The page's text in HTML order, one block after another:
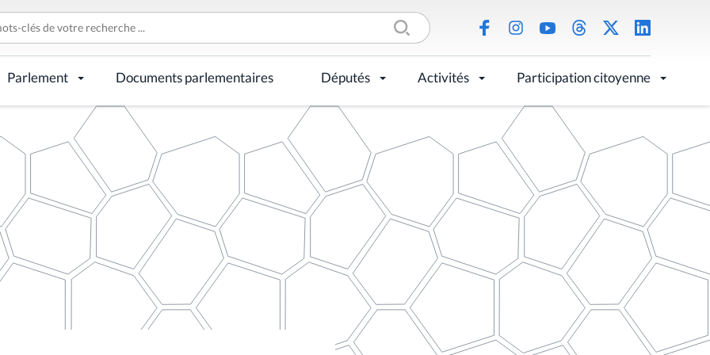
Parlement Documents parlementaires Députés Activités Participation citoyenne